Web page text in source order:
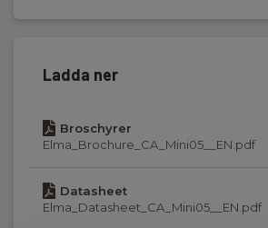
Utgångssignal:
Anslutningskontakt:
Ø4 bananplugg
Ledningslängd:
1.5 m
Ladda ner
Broschyrer
Elma_Brochure_CA_Mini05__EN.pdf
Datasheet
Elma_Datasheet_CA_Mini05__EN.pdf